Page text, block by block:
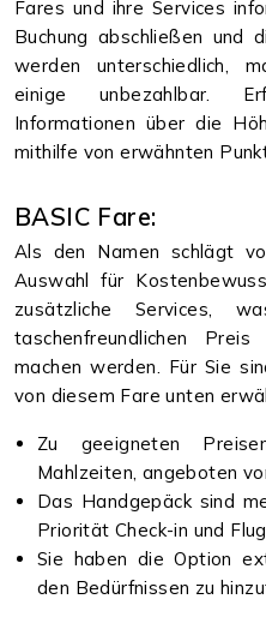
Fares und ihre Services
Buchung abschließen und
werden unterschiedlich,
einige unbezahlbar.
Informationen über die
mithilfe von erwähnten
BASIC Fare:
Als den Namen schlägt
Auswahl für
zusätzliche Services,
taschenfreundlichen
machen werden. Für Sie
von diesem Fare unten
Zu geeigneten
Mahlzeiten, angeboten
Das Handgepäck sind
Priorität Check-in und
Sie haben die Option
den Bedürfnissen zu